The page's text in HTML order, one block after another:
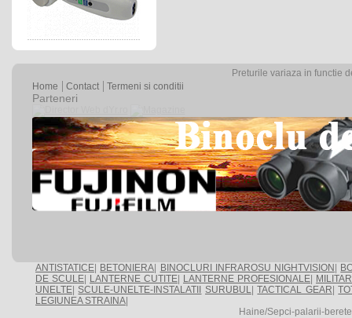
Preturile variaza in functie
Home
Contact Termeni si conditii
Parteneri
ANTISTATICE BETONIERA BINOCLURI INFRAROSU NIGHTVISION
DE SCULE
LANTERNE CUTITE LANTERNE PROFESIONALE
UNELTE SCULE-UNELTE-INSTALATII SURUBUL|TACTICAL GEAR |
LEGIUNEA STRAINA
Haine/Sepci-palarii-